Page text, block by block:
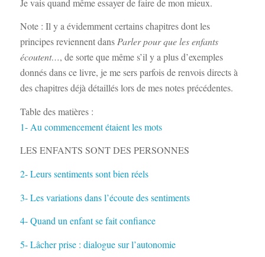
Note : Il y a évidemment certains chapitres dont les
principes reviennent dans Parler pour que les enfants
écoutent…, de sorte que même s’il y a plus d’exemples
donnés dans ce livre, je me sers parfois de renvois directs à
des chapitres déjà détaillés lors de mes notes précédentes.
Table des matières :
1- Au commencement étaient les mots
LES ENFANTS SONT DES PERSONNES
2- Leurs sentiments sont bien réels
3- Les variations dans l’écoute des sentiments
4- Quand un enfant se fait confiance
5- Lâcher prise : dialogue sur l’autonomie